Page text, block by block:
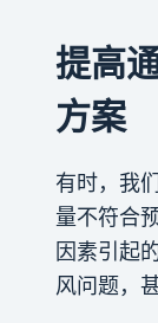
提高
方案
有时，我
量不符合
因素引起
风问题，